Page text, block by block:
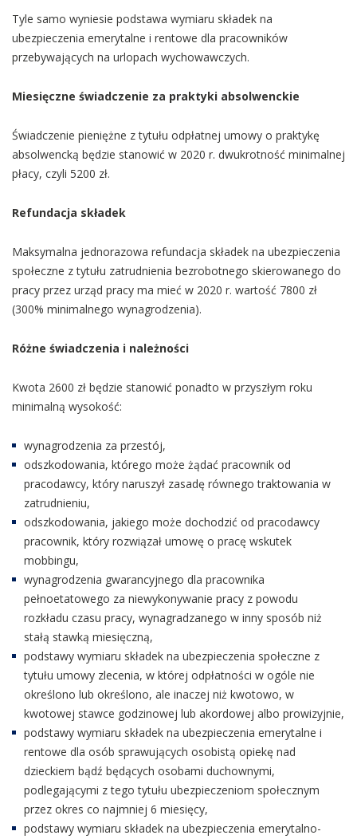
Tyle samo wyniesie podstawa wymiaru składek na
ubezpieczenia emerytalne i rentowe dla pracowników
przebywających na urlopach wychowawczych.
Miesięczne świadczenie za praktyki absolwenckie
Świadczenie pieniężne z tytułu odpłatnej umowy o praktykę
absolwencką będzie stanowić w 2020 r. dwukrotność minimalnej
płacy, czyli 5200 zł.
Refundacja składek
Maksymalna jednorazowa refundacja składek na ubezpieczenia
społeczne z tytułu zatrudnienia bezrobotnego skierowanego do
pracy przez urząd pracy ma mieć w 2020 r. wartość 7800 zł
(300% minimalnego wynagrodzenia).
Różne świadczenia i należności
Kwota 2600 zł będzie stanowić ponadto w przyszłym roku
minimalną wysokość:
wynagrodzenia za przestój,
odszkodowania, którego może żądać pracownik od
pracodawcy, który naruszył zasadę równego traktowania w
zatrudnieniu,
odszkodowania, jakiego może dochodzić od pracodawcy
pracownik, który rozwiązał umowę o pracę wskutek
mobbingu,
wynagrodzenia gwarancyjnego dla pracownika
pełnoetatowego za niewykonywanie pracy z powodu
rozkładu czasu pracy, wynagradzanego w inny sposób niż
stałą stawką miesięczną,
podstawy wymiaru składek na ubezpieczenia społeczne z
tytułu umowy zlecenia, w której odpłatności w ogóle nie
określono lub określono, ale inaczej niż kwotowo, w
kwotowej stawce godzinowej lub akordowej albo prowizyjnie,
podstawy wymiaru składek na ubezpieczenia emerytalne i
rentowe dla osób sprawujących osobistą opiekę nad
dzieckiem bądź będących osobami duchownymi,
podlegającymi z tego tytułu ubezpieczeniom społecznym
przez okres co najmniej 6 miesięcy,
podstawy wymiaru składek na ubezpieczenia emerytalno-